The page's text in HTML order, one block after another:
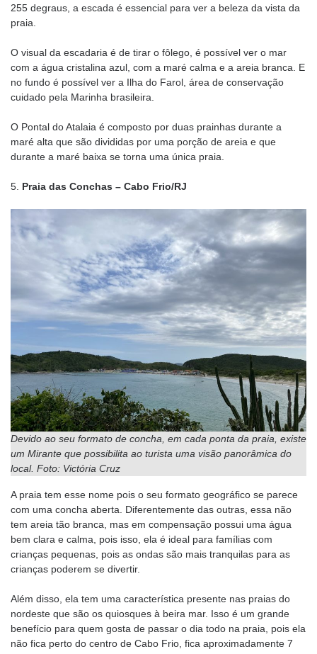
255 degraus, a escada é essencial para ver a beleza da vista da
praia.
O visual da escadaria é de tirar o fôlego, é possível ver o mar
com a água cristalina azul, com a maré calma e a areia branca. E
no fundo é possível ver a Ilha do Farol, área de conservação
cuidado pela Marinha brasileira.
O Pontal do Atalaia é composto por duas prainhas durante a
maré alta que são divididas por uma porção de areia e que
durante a maré baixa se torna uma única praia.
5. Praia das Conchas – Cabo Frio/RJ
Devido ao seu formato de concha, em cada ponta da praia, existe
um Mirante que possibilita ao turista uma visão panorâmica do
local. Foto: Victória Cruz
A praia tem esse nome pois o seu formato geográfico se parece
com uma concha aberta. Diferentemente das outras, essa não
tem areia tão branca, mas em compensação possui uma água
bem clara e calma, pois isso, ela é ideal para famílias com
crianças pequenas, pois as ondas são mais tranquilas para as
crianças poderem se divertir.
Além disso, ela tem uma característica presente nas praias do
nordeste que são os quiosques à beira mar. Isso é um grande
benefício para quem gosta de passar o dia todo na praia, pois ela
não fica perto do centro de Cabo Frio, fica aproximadamente 7